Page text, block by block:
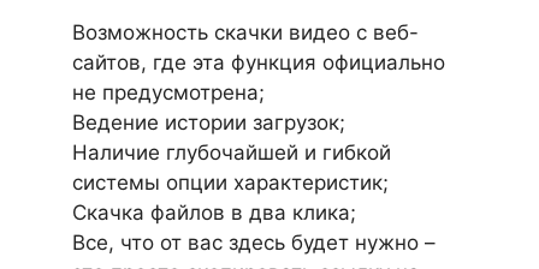
Возможность скачки видео с веб-
сайтов, где эта функция официально
не предусмотрена;
Ведение истории загрузок;
Наличие глубочайшей и гибкой
системы опции характеристик;
Скачка файлов в два клика;
Все, что от вас здесь будет нужно –